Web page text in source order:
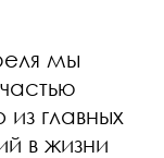
мы
из главных
в жизни